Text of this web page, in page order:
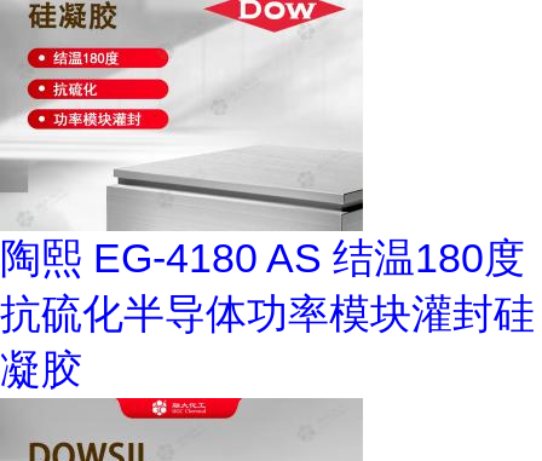
陶熙 EG-4180 AS 结温180度
抗硫化半导体功率模块灌封硅
凝胶